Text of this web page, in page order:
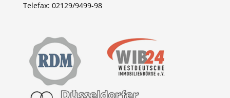
Telefax: 02129/9499-98